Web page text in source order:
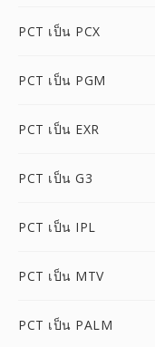
PCT เป็น PCX
PCT เป็น PGM
PCT เป็น EXR
PCT เป็น G3
PCT เป็น IPL
PCT เป็น MTV
PCT เป็น PALM